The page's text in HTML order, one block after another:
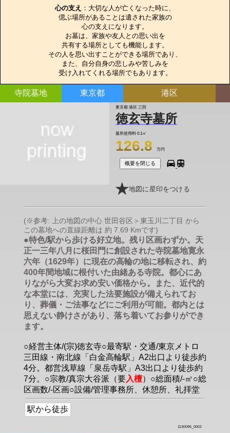
心の支え ：大切な人が亡くなった時に、
偲ぶ場所があることは遺された家族の
心の支えになります。
お墓は、家族や友人との思い出を
共有する場所としても機能します。
その人を思い出すことができる場所であり、
また、自分自身の悲しみや苦しみを
受け入れてくれる場所でもあります。
寺院墓地 東京都 港区
東京都 港区 三田
徳玄寺墓所
墓所使用料 0.1㎡
126.8 万円
概要を閉じる
地図に星印をつける
(※参考: 上の地図の中心 世田谷区＞東玉川二丁目 から
この墓地への直線距離は 約 7.69 Kmです)
●特色/駅から歩ける好立地。残り区画わずか。天
正一三年八月に桜田門に創設された寺院墓地寛永
六年（1629年）に現在の高輪の地に移転され、約
400年間地域に根付いた由緒ある寺院。都心にあ
りながら大変お求め安い価格から。また、近代的
な本堂には、充実した法要施設が備えられてお
り、葬儀・ご法事などにご利用が可能。都内とは
思えない静けさがあり、落ち着いてお参りができ
ます。
○経営主体/(宗)徳玄寺○最寄駅・交通/東京メトロ
三田線・南北線「白金高輪駅」A2出口より徒歩約
4分。都営浅草線「泉岳寺駅」A3出口より徒歩約
7分。○宗教/真宗大谷派（要入檀）○総面積/-㎡○総
区画数/-区画○設備/管理事務所、休憩所、礼拝堂
駅から徒歩
1130096_0002